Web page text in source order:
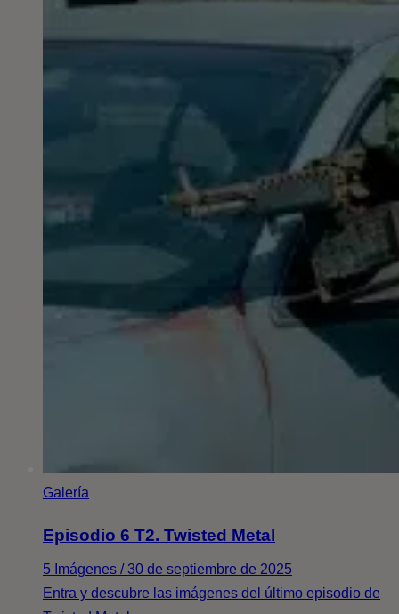
Galería
Episodio 6 T2. Twisted Metal
5 Imágenes / 30 de septiembre de 2025
Entra y descubre las imágenes del último episodio de